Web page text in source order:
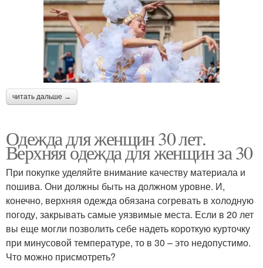
Летний женщина Фасоны для женщины
Прекрасные женщины
Одежда в спортивном
стиле
Успешная женщина
Одежды в зависимости
Женщина в разных
возрастах
читать дальше →
Одежда для женщин 30 лет.
Верхняя одежда для женщин за 30
При покупке уделяйте внимание качеству материала и
пошива. Они должны быть на должном уровне. И,
конечно, верхняя одежда обязана согревать в холодную
погоду, закрывать самые уязвимые места. Если в 20 лет
вы еще могли позволить себе надеть короткую курточку
при минусовой температуре, то в 30 – это недопустимо.
Что можно присмотреть?